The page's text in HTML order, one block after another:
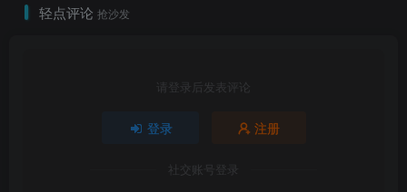
轻点评论 抢沙发
请登录后发表评论
登录 注册
社交账号登录